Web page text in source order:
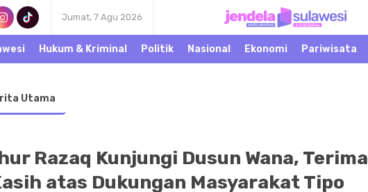
Jumat, 7 Agu 2026
Jendela Sulawesi
Warta Peristiwa di
Khatulistiwa
Hukum & Kriminal Politik Nasional Ekonomi Pariwisata
Utama
Razaq Kunjungi Dusun Wana, Terima
atas Dukungan Masyarakat Tipo